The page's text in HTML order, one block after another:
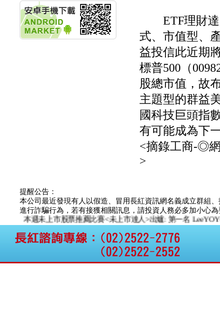
MPB-1523MRI顯影劑-
肝細胞癌接獲美國FD
格斯科技*:公告調整本
公司私募專區資訊(董事
會決議日起兩日內應申
ETF理財達
式、市值型、
益投信此近期
標普500（
股總市值，故
主題型的群益
國科技巨頭指
有可能成為下
<摘錄工商-◎
>
提醒公告：
本公司最近發現有人以假造、冒用長紅資訊網名義成立群組
進行詐騙行為，若有接獲相關訊息，請投資人務必多加小心
本週未上市股票推薦比賽<未上市達人>出爐: 第一名